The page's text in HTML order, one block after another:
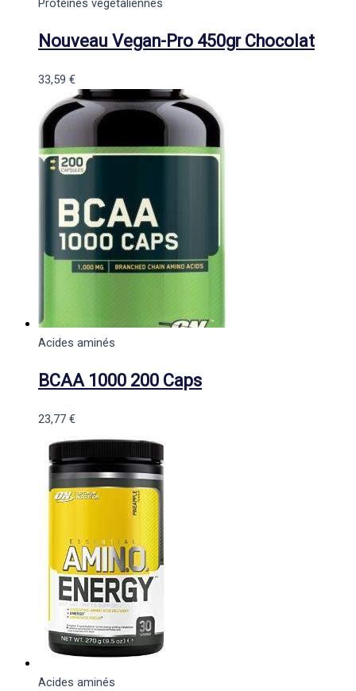
Protéines végétaliennes
Nouveau Vegan-Pro 450gr Chocolat
33,59 €
Acides aminés
BCAA 1000 200 Caps
23,77 €
Acides aminés